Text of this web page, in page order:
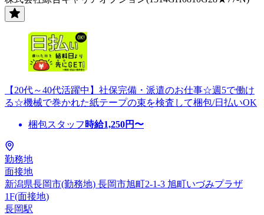
【20代～40代活躍中】社保完備・派遣のお仕事☆週5で働け
る☆機械で巻かれた紙テープの束を検査して梱包/日払いOK
梱包スタッフ 時給1,250円〜
勤務地
面接地
新潟県長岡市(勤務地) 長岡市旭町2-1-3 旭町いづみプラザ
1F(面接地)
長岡駅